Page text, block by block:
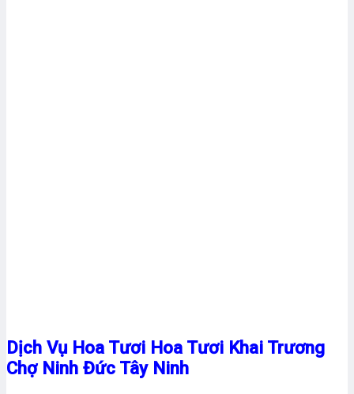
Dịch Vụ Hoa Tươi Hoa Tươi Khai Trương
Chợ Ninh Đức Tây Ninh